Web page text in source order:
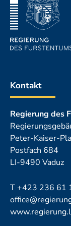
Kontakt
Regierung des
Peter-Kaiser-
Postfach 684
LI-9490 Vaduz
T+423 236 61